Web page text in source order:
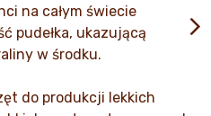
na całym świecie
pudełka, ukazującą
w środku.
do produkcji lekkich